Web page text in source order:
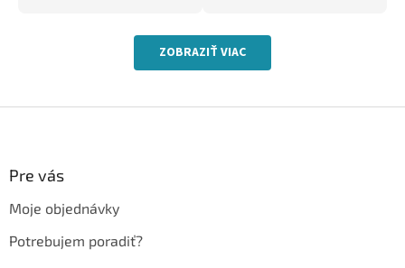
ZOBRAZIŤ VIAC
Pre vás
Moje objednávky
Potrebujem poradiť?